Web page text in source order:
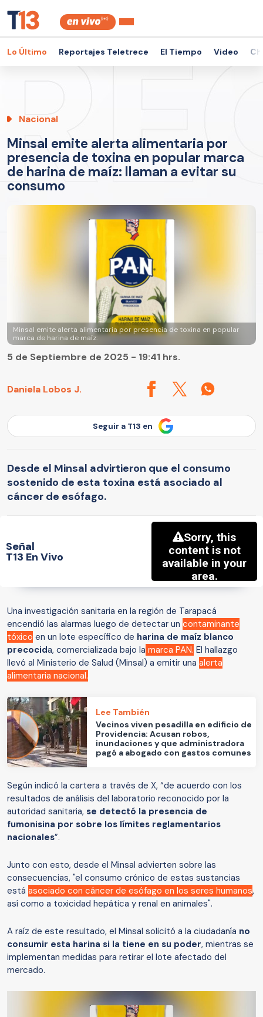
Lo Último Reportajes Teletrece El Tiempo Video
Nacional
Minsal emite alerta alimentaria por
presencia de toxina en popular marca
de harina de maíz: llaman a evitar su
consumo
Minsal emite alerta alimentaria por presencia de toxina en popular
marca de harina de maíz:
Daniela Lobos J.
5 de Septiembre de 2025 - 19:41 hrs.
Seguir a T13 en
Desde el Minsal advirtieron que el consumo
sostenido de esta toxina está asociado al
cáncer de esófago.
Señal
T13 En Vivo
Una investigación sanitaria en la región de Tarapacá
encendió las alarmas luego de detectar un contaminante
tóxico en un lote específico de harina de maíz blanco
precocida, comercializada bajo la marca PAN. El hallazgo
llevó al Ministerio de Salud (Minsal) a emitir una alerta
alimentaria nacional.
Lee También
Vecinos viven pesadilla en edificio de
Providencia: Acusan robos,
inundaciones y que administradora
pagó a abogado con gastos comunes
Según indicó la cartera a través de X, “de acuerdo con los
resultados de análisis del laboratorio reconocido por la
autoridad sanitaria, se detectó la presencia de
fumonisina por sobre los límites reglamentarios
nacionales”.
Junto con esto, desde el Minsal advierten sobre las
consecuencias, "el consumo crónico de estas sustancias
está asociado con cáncer de esófago en los seres humanos,
así como a toxicidad hepática y renal en animales".
A raíz de este resultado, el Minsal solicitó a la ciudadanía no
consumir esta harina si la tiene en su poder, mientras se
implementan medidas para retirar el lote afectado del
mercado.